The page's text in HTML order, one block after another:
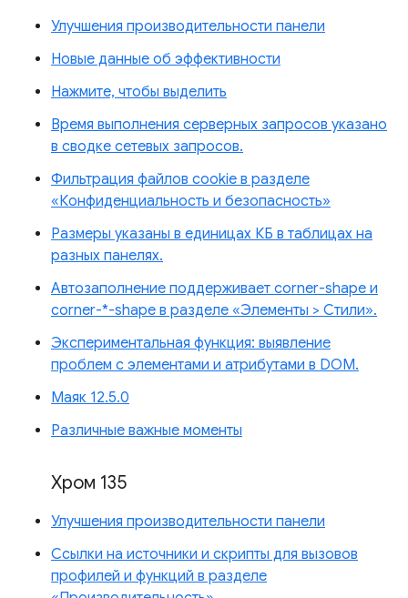
Улучшения производительности панели
Новые данные об эффективности
Нажмите, чтобы выделить
Время выполнения серверных запросов указано
в сводке сетевых запросов.
Фильтрация файлов cookie в разделе
«Конфиденциальность и безопасность»
Размеры указаны в единицах КБ в таблицах на
разных панелях.
Автозаполнение поддерживает corner-shape и
corner-*-shape в разделе «Элементы > Стили».
Экспериментальная функция: выявление
проблем с элементами и атрибутами в DOM.
Маяк 12.5.0
Различные важные моменты
Хром 135
Улучшения производительности панели
Ссылки на источники и скрипты для вызовов
профилей и функций в разделе